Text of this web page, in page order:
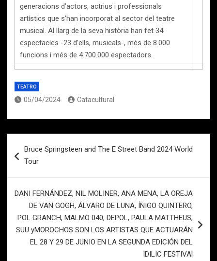
generacions d’actors, actrius i professionals
artístics que s’han incorporat al sector del teatre
musical. Al llarg de la seva història han fet 34
espectacles -23 d’ells, musicals-, més de 8.000
funcions i més de 4.700.000 espectadors.
TEATRO
05/04/2024 Catacultural
de
Bruce Springsteen and The E Street Band 2024 World
Tour
DANI FERNÁNDEZ, NIL MOLINER, ANA MENA, LA OREJA
DE VAN GOGH, ÁLVARO DE LUNA, ÍÑIGO QUINTERO,
POL GRANCH, MALMÖ 040, DEPOL, PAULA MATTHEUS,
SUU yMOROCHOS SON LOS ARTISTAS QUE ACTUARÁN
EL 28 Y 29 DE JUNIO EN LA SEGUNDA EDICIÓN DEL
IDILIC FESTIVAl